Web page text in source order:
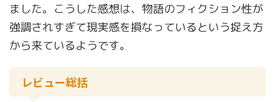
ました。こうした感想は、物語のフィクション性が
強調されすぎて現実感を損なっているという捉え方
から来ているようです。
レビュー総括